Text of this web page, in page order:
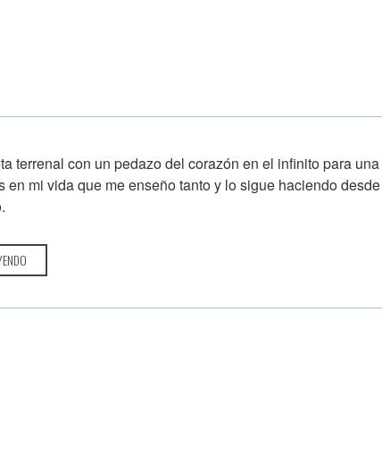
terrenal con un pedazo del corazón en el infinito para
en mi vida que me enseño tanto y lo sigue haciendo